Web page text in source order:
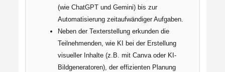
(wie ChatGPT und Gemini) bis zur
Automatisierung zeitaufwändiger Aufgaben.
Neben der Texterstellung erkunden die
Teilnehmenden, wie KI bei der Erstellung
visueller Inhalte (z.B. mit Canva oder KI-
Bildgeneratoren), der effizienten Planung